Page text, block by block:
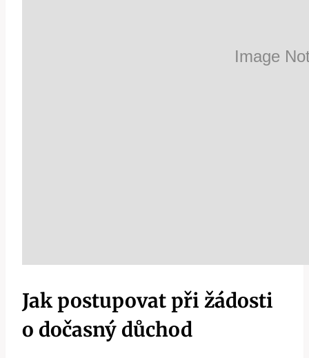
Jak postupovat při žádosti
o dočasný důchod